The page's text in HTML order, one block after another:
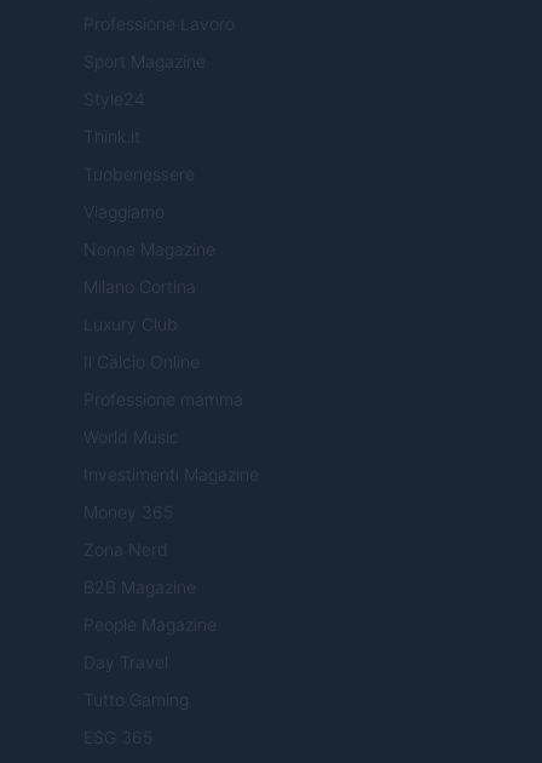
Professione Lavoro
Sport Magazine
Style24
Think.it
Tuobenessere
Viaggiamo
Nonne Magazine
Milano Cortina
Luxury Club
Il Calcio Online
Professione mamma
World Music
Investimenti Magazine
Money 365
Zona Nerd
B2B Magazine
People Magazine
Day Travel
Tutto Gaming
ESG 365